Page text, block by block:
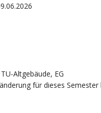
Altgebäude, EG
für dieses